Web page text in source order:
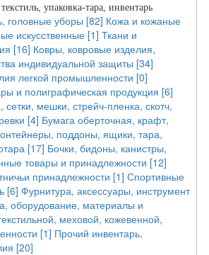
упаковка-тара, инвентарь
головные уборы [82] Кожа и кожаные
искусственные [1] Ткани и
[16] Ковры, ковровые изделия,
индивидуальной защиты [34]
легкой промышленности [0]
и полиграфическая продукция [6]
сетки, мешки, стрейч-пленка, скотч,
[4] Бумага оберточная, крафт,
поддоны, ящики, тара,
[17] Бочки, бидоны, канистры,
товары и принадлежности [12]
принадлежности [1] Спортивные
[6] Фурнитура, аксессуары, инструмент
оборудование, материалы и
меховой, кожевенной,
[1] Прочий инвентарь,
[20]